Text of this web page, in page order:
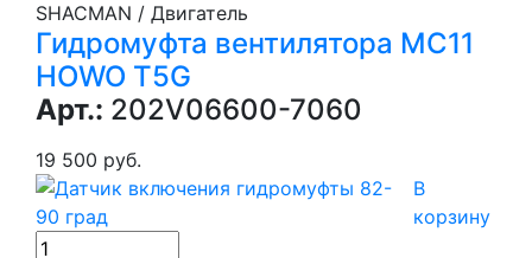
SHACMAN / Двигатель
Гидромуфта вентилятора MC11
HOWO T5G
Арт.: 202V06600-7060
19 500 руб.
В
корзину